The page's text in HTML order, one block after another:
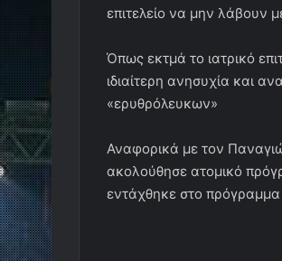
επιτελείο να μην λάβουν
Όπως εκτμά το ιατρικό
ιδιαίτερη ανησυχία και
«ερυθρόλευκων»
Αναφορικά με τον
ακολούθησε ατομικό
εντάχθηκε στο